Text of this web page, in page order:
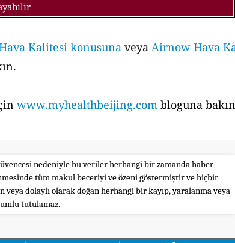
Kalitesi konusunaveya Airnow Hava
www.myhealthbeijing.combloguna
nedeniyle bu veriler herhangi bir zamanda haber
tüm makul beceriyi ve özeni göstermiştir ve hiçbir
dolaylı olarak doğan herhangi bir kayıp, yaralanma veya
tutulamaz.